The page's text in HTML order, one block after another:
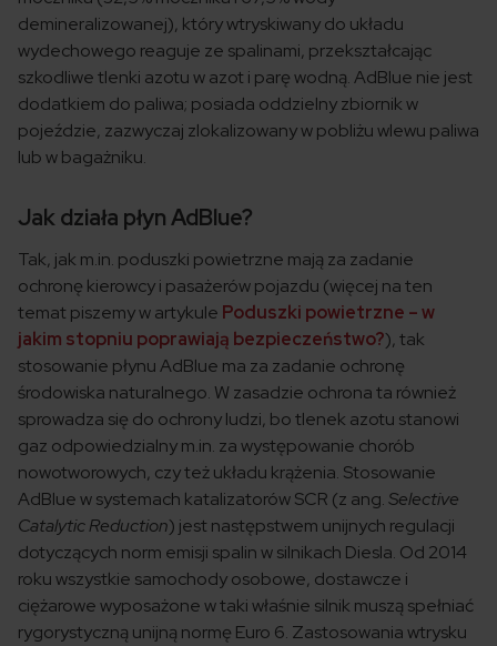
demineralizowanej), który wtryskiwany do układu
wydechowego reaguje ze spalinami, przekształcając
szkodliwe tlenki azotu w azot i parę wodną.AdBlue nie jest
dodatkiem do paliwa; posiada oddzielny zbiornik w
pojeździe, zazwyczaj zlokalizowany w pobliżu wlewu paliwa
lub w bagażniku.
Jak działa płyn AdBlue?
Tak, jak m.in. poduszki powietrzne mają za zadanie
ochronę kierowcy i pasażerów pojazdu (więcej na ten
temat piszemy w artykule Poduszki powietrzne – w
jakim stopniu poprawiają bezpieczeństwo?), tak
stosowanie płynu AdBlue ma za zadanie ochronę
środowiska naturalnego. W zasadzie ochrona ta również
sprowadza się do ochrony ludzi, bo tlenek azotu stanowi
gaz odpowiedzialny m.in. za występowanie chorób
nowotworowych, czy też układu krążenia. Stosowanie
AdBlue w systemach katalizatorów SCR (z ang.Selective
Catalytic Reduction) jest następstwem unijnych regulacji
dotyczących norm emisji spalin w silnikach Diesla. Od 2014
roku wszystkie samochody osobowe, dostawcze i
ciężarowe wyposażone w taki właśnie silnik muszą spełniać
rygorystyczną unijną normę Euro 6. Zastosowania wtrysku